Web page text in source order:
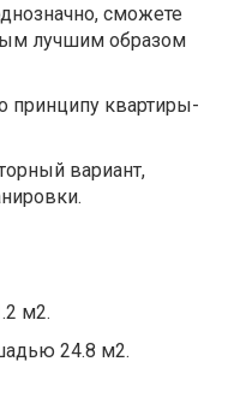
сможете
лучшим образом
принципу квартиры-
вариант,
м2.
24.8 м2.